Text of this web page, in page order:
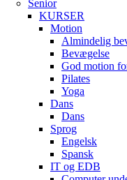
Senior
KURSER
Motion
Almindelig
Bevægelse
God motion
Pilates
Yoga
Dans
Dans
Sprog
Engelsk
Spansk
IT og EDB